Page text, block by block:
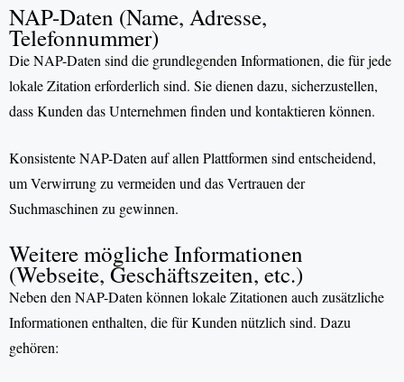
NAP-Daten (Name, Adresse,
Telefonnummer)
Die NAP-Daten sind die grundlegenden Informationen, die für jede
lokale Zitation erforderlich sind. Sie dienen dazu, sicherzustellen,
dass Kunden das Unternehmen finden und kontaktieren können.
Konsistente NAP-Daten auf allen Plattformen sind entscheidend,
um Verwirrung zu vermeiden und das Vertrauen der
Suchmaschinen zu gewinnen.
Weitere mögliche Informationen
(Webseite, Geschäftszeiten, etc.)
Neben den NAP-Daten können lokale Zitationen auch zusätzliche
Informationen enthalten, die für Kunden nützlich sind. Dazu
gehören: